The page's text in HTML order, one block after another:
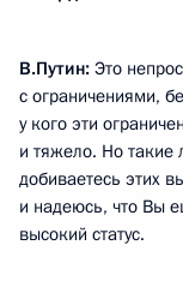
В.Путин: Это
с ограничениями,
у кого эти
и тяжело. Но
добиваетесь этих
и надеюсь, что Вы
высокий статус.